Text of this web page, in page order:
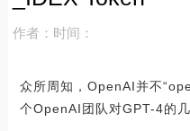
作者： 时间：
众所周知，OpenAI并不
个OpenAI团队对GPT-4的